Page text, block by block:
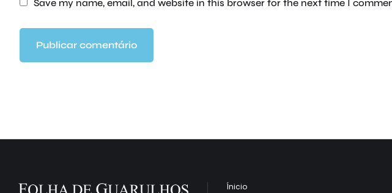
Save my name, email, and website in this browser for the next time I
Ínicio